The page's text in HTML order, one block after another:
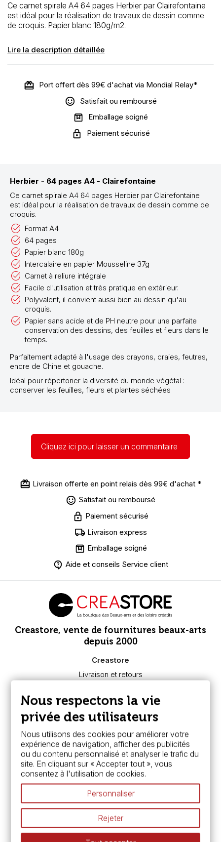
Ce carnet spirale A4 64 pages Herbier par Clairefontaine
est idéal pour la réalisation de travaux de dessin comme
de croquis. Papier blanc 180g/m2.
Lire la description détaillée
Port offert dès 99€ d'achat via Mondial Relay*
Satisfait ou remboursé
Emballage soigné
Paiement sécurisé
Herbier - 64 pages A4 - Clairefontaine
Ce carnet spirale A4 64 pages Herbier par Clairefontaine
est idéal pour la réalisation de travaux de dessin comme de
croquis.
Format A4
64 pages
Papier blanc 180g
Intercalaire en papier Mousseline 37g
Carnet à reliure intégrale
Facile d'utilisation et très pratique en extérieur.
Polyvalent, il convient aussi bien au dessin qu'au
croquis.
Papier sans acide et de PH neutre pour une parfaite
conservation des dessins, des feuilles et fleurs dans le
temps.
Parfaitement adapté à l'usage des crayons, craies, feutres,
encre de Chine et gouache.
Idéal pour répertorier la diversité du monde végétal :
conserver les feuilles, fleurs et plantes séchées
Cliquez ici pour laisser un commentaire
Livraison offerte en point relais dès 99€ d'achat *
Satisfait ou remboursé
Paiement sécurisé
Livraison express
Emballage soigné
Aide et conseils Service client
Creastore, vente de fournitures beaux-arts
depuis 2000
Creastore
Livraison et retours
Paiement sécurisé
FAQ
Boutique à Angers
Services
Carte fidélité & avantages
Chèque cadeau, bon cadeaux
Devis & bon de commande
Pass culture - mode d'emploi
Nos promotions en cours
Espace conseils
L’aquarelle en tubes ou en godets ?
Le vocabulaire technique de l’aquarelle
Différence entre peinture Fine et Extra-fine
Nous respectons la vie
privée des utilisateurs
Nous utilisons des cookies pour améliorer votre
expérience de navigation, afficher des publicités
ou du contenu personnalisé et analyser le trafic du
site. En cliquant sur « Accepter tout », vous
consentez à l'utilisation de cookies.
Personnaliser
Rejeter